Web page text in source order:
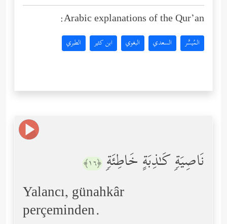
Arabic explanations of the Qur’an:
المُيسَّر السعدي البغوي ابن كثير الطبري
نَاصِیَةࣲ كَـٰذِبَةٍ خَاطِئَةࣲ ﴿١٦﴾
Yalancı, günahkâr
perçeminden.